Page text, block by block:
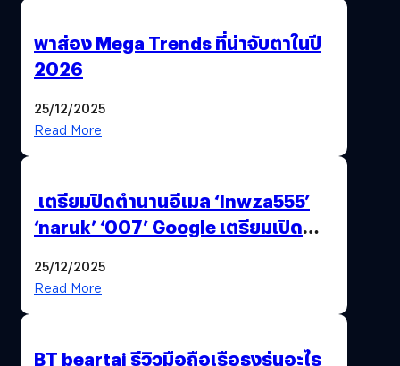
พาส่อง Mega Trends ที่น่าจับตาในปี
2026
25/12/2025
Read More
เตรียมปิดตำนานอีเมล ‘lnwza555’
‘naruk’ ‘007’ Google เตรียมเปิด
25/12/2025
Read More
BT beartai รีวิวมือถือเรือธงรุ่นอะไร